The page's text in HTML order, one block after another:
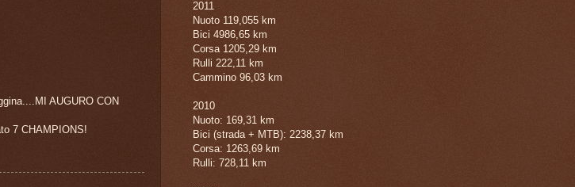
AUGURO CON
7 CHAMPIONS!
2011
Nuoto 119,055 km
Bici 4986,65 km
Corsa 1205,29 km
Rulli 222,11 km
Cammino 96,03 km
2010
Nuoto: 169,31 km
Bici (strada + MTB): 2238,37 km
Corsa: 1263,69 km
Rulli: 728,11 km